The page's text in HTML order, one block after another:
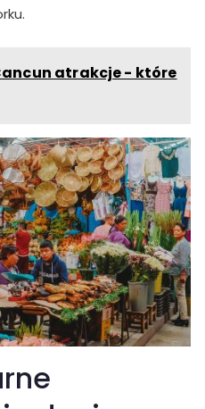
atrakcje - które